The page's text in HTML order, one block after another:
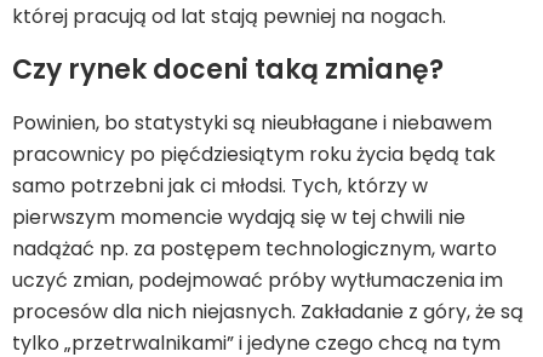
której pracują od lat stają pewniej na nogach.
Czy rynek doceni taką zmianę?
Powinien, bo statystyki są nieubłagane i niebawem
pracownicy po pięćdziesiątym roku życia będą tak
samo potrzebni jak ci młodsi. Tych, którzy w
pierwszym momencie wydają się w tej chwili nie
nadążać np. za postępem technologicznym, warto
uczyć zmian, podejmować próby wytłumaczenia im
procesów dla nich niejasnych. Zakładanie z góry, że są
tylko „przetrwalnikami” i jedyne czego chcą na tym